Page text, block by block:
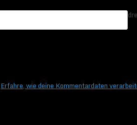
Erfahre, wie deine Kommentardaten